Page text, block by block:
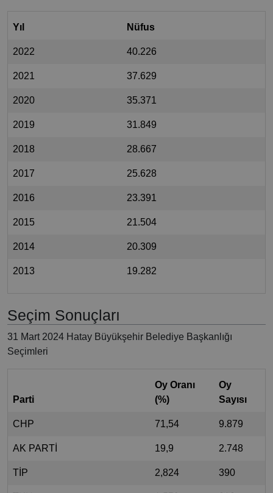
Yıl Nüfus
2022 40.226
2021 37.629
2020 35.371
2019 31.849
2018 28.667
2017 25.628
2016 23.391
2015 21.504
2014 20.309
2013 19.282
Seçim Sonuçları
31 Mart 2024 Hatay Büyükşehir Belediye Başkanlığı
Seçimleri
Parti
Oy Oranı
(%)
Oy
Sayısı
CHP 71,54 9.879
AK PARTİ 19,9 2.748
TİP 2,824 390